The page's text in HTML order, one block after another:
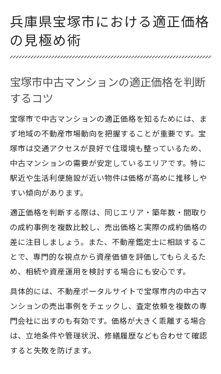
兵庫県宝塚市における適正価格
の見極め術
宝塚市中古マンションの適正価格を判断
するコツ
宝塚市で中古マンションの適正価格を知るためには、ま
ず地域の不動産市場動向を把握することが重要です。宝
塚市は交通アクセスが良好で住環境も整っているため、
中古マンションの需要が安定しているエリアです。特に
駅近や生活利便施設が近い物件は価格が高めに推移しや
すい傾向があります。
適正価格を判断する際は、同じエリア・築年数・間取り
の成約事例を複数比較し、売出価格と実際の成約価格の
差に注目しましょう。また、不動産鑑定士に相談するこ
とで、専門的な視点から資産価値を評価してもらえるた
め、相続や資産運用を検討する場合にも安心です。
具体的には、不動産ポータルサイトで宝塚市内の中古マ
ンションの売出事例をチェックし、査定依頼を複数の専
門会社に出すのも有効です。価格が大きく乖離する場合
は、立地条件や管理状況、修繕履歴なども合わせて確認
すると失敗を防げます。